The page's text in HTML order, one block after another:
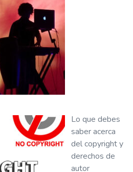
Lo que debes
saber acerca
del copyright y
derechos de
autor